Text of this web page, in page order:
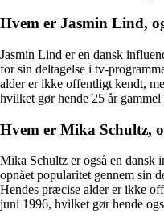
Hvem er Jasmin Lind,
Jasmin Lind er en dansk
for sin deltagelse i tv-
alder er ikke offentligt kendt,
hvilket gør hende 25 år gammel
Hvem er Mika Schultz,
Mika Schultz er også en dansk
opnået popularitet gennem sin
Hendes præcise alder er ikke
juni 1996, hvilket gør hende